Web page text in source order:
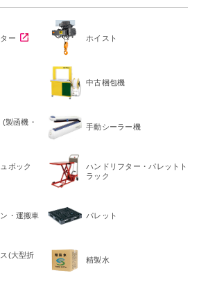
ー ホイスト
中古梱包機
製函機・
手動シーラー機
ボック
ハンドリフター・パレットト
ラック
・運搬車 パレット
(大型折
精製水